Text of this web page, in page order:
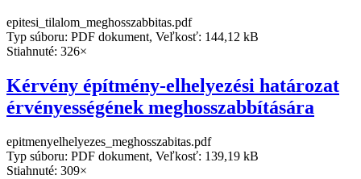
epitesi_tilalom_meghosszabbitas.pdf
Typ súboru: PDF dokument, Veľkosť: 144,12 kB
Stiahnuté: 326×
Kérvény építmény-elhelyezési határozat
érvényességének meghosszabbítására
epitmenyelhelyezes_meghosszabitas.pdf
Typ súboru: PDF dokument, Veľkosť: 139,19 kB
Stiahnuté: 309×